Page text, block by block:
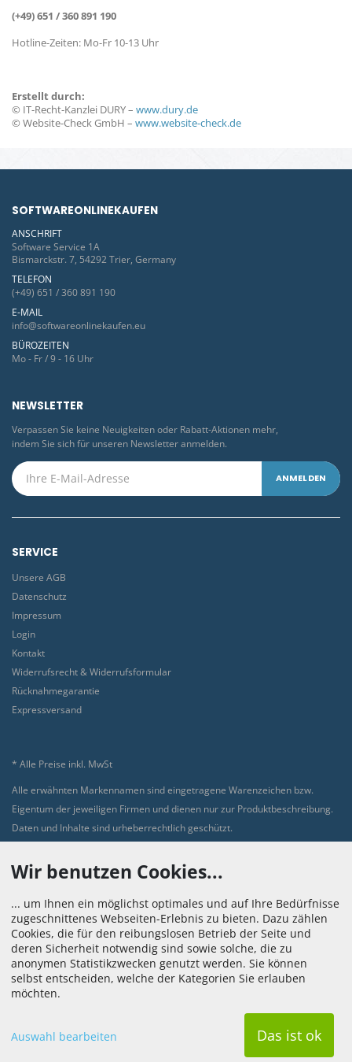
(+49) 651 / 360 891 190
Hotline-Zeiten: Mo-Fr 10-13 Uhr
Erstellt durch:
© IT-Recht-Kanzlei DURY – www.dury.de
© Website-Check GmbH – www.website-check.de
SOFTWAREONLINEKAUFEN
ANSCHRIFT
Software Service 1A
Bismarckstr. 7, 54292 Trier, Germany
TELEFON
(+49) 651 / 360 891 190
E-MAIL
info@softwareonlinekaufen.eu
BÜROZEITEN
Mo - Fr / 9 - 16 Uhr
NEWSLETTER
Verpassen Sie keine Neuigkeiten oder Rabatt-Aktionen mehr,
indem Sie sich für unseren Newsletter anmelden.
SERVICE
Unsere AGB
Datenschutz
Impressum
Login
Kontakt
Widerrufsrecht & Widerrufsformular
Rücknahmegarantie
Expressversand
* Alle Preise inkl. MwSt
Alle erwähnten Markennamen sind eingetragene Warenzeichen bzw.
Eigentum der jeweiligen Firmen und dienen nur zur Produktbeschreibung.
Daten und Inhalte sind urheberrechtlich geschützt.
© 2026 - Software Service 1A
Wir benutzen Cookies...
... um Ihnen ein möglichst optimales und auf Ihre Bedürfnisse
zugeschnittenes Webseiten-Erlebnis zu bieten. Dazu zählen
Cookies, die für den reibungslosen Betrieb der Seite und
deren Sicherheit notwendig sind sowie solche, die zu
anonymen Statistikzwecken genutzt werden. Sie können
selbst entscheiden, welche der Kategorien Sie erlauben
möchten.
Auswahl bearbeiten Das ist ok